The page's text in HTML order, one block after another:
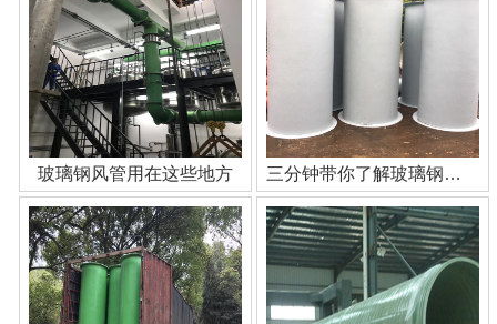
玻璃钢风管用在这些地方 三分钟带你了解玻璃钢管道